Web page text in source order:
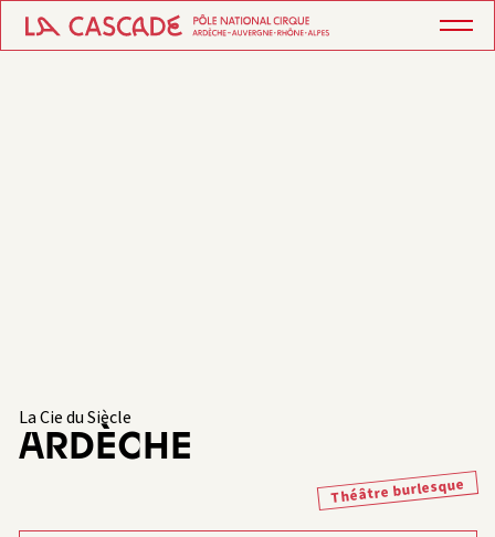
La Cie du Siècle
ARDÈCHE
Théâtre burlesque